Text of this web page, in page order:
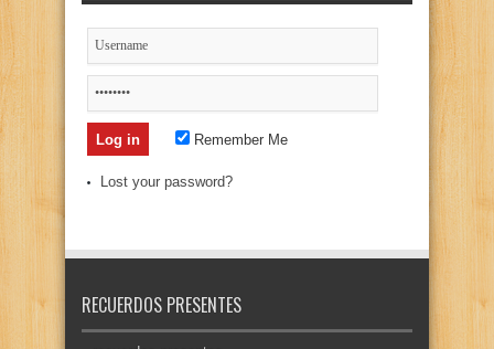
Remember Me
Lost your password?
RECUERDOS PRESENTES